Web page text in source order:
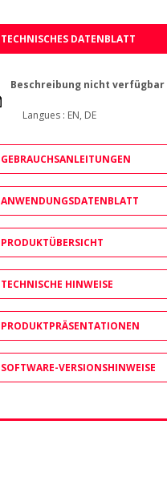
TECHNISCHES DATENBLATT
Beschreibung nicht verfügbar
Langues : EN, DE
GEBRAUCHSANLEITUNGEN
ANWENDUNGSDATENBLATT
PRODUKTÜBERSICHT
TECHNISCHE HINWEISE
PRODUKTPRÄSENTATIONEN
SOFTWARE-VERSIONSHINWEISE